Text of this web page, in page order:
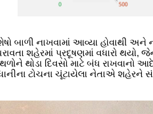
બાળી નાખવામાં આવ્યા
શહેરમાં પ્રદૂષણમાં વધારો
થોડા દિવસો માટે બંધ
ટોચના ચૂંટાયેલા નેતાએ શહેરને